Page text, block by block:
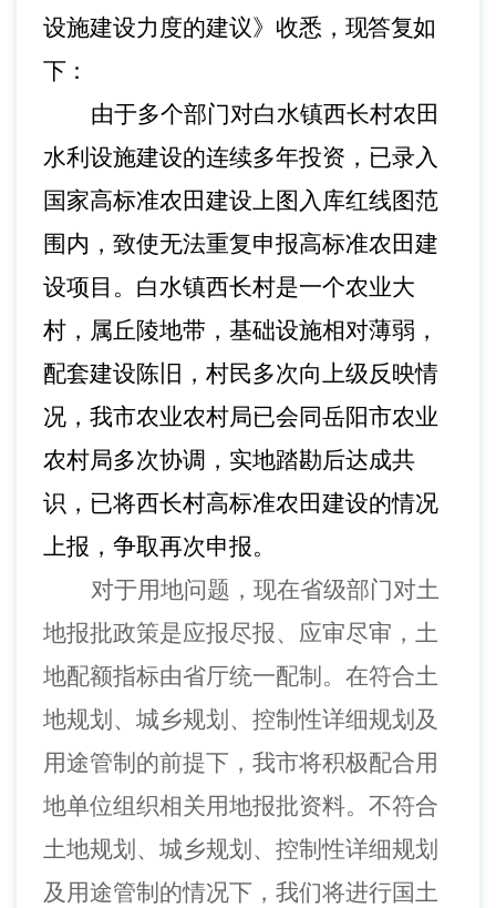
设施建设力度的建议》收悉， 现答复如
下：
由于多个部门对白水镇西长村农田
水利设施建设的连续多年投资，已录入
国家高标准农田建设上图入库红线图范
围内，致使无法重复申报高标准农田建
设项目。白水镇西长村是一个农业大
村，属丘陵地带，基础设施相对薄弱，
配套建设陈旧，村民多次向上级反映情
况，我市农业农村局已会同岳阳市农业
农村局多次协调，实地踏勘后达成共
识，已将西长村高标准农田建设的情况
上报，争取再次申报。
对于用地问题，现在省级部门对土
地报批政策是应报尽报、应审尽审，土
地配额指标由省厅统一配制。在符合土
地规划、城乡规划、控制性详细规划及
用途管制的前提下，我市将积极配合用
地单位组织相关用地报批资料。不符合
土地规划、城乡规划、控制性详细规划
及用途管制的情况下，我们将进行国土